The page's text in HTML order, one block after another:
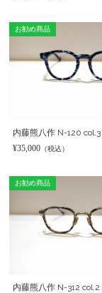
お勧め商品
内藤熊八作 N-120 col.3
¥35,000 （税込）
お勧め商品
内藤熊八作 N-312 col.2